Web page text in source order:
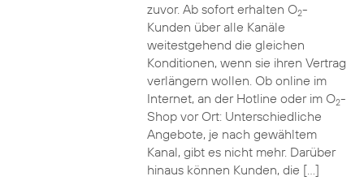
zuvor. Ab sofort erhalten O2-
Kunden über alle Kanäle
weitestgehend die gleichen
Konditionen, wenn sie ihren Vertrag
verlängern wollen. Ob online im
Internet, an der Hotline oder im O2-
Shop vor Ort: Unterschiedliche
Angebote, je nach gewähltem
Kanal, gibt es nicht mehr. Darüber
hinaus können Kunden, die […]